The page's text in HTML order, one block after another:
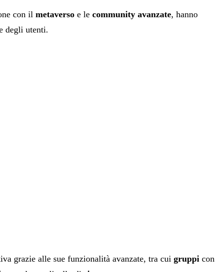
con il metaverso e le community avanzate, hanno
degli utenti.
grazie alle sue funzionalità avanzate, tra cui gruppi con